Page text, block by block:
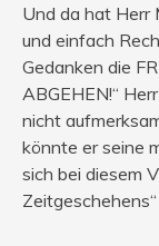
Und da hat Herr
und einfach
Gedanken die
ABGEHEN!“
nicht
könnte er seine
sich bei diesem